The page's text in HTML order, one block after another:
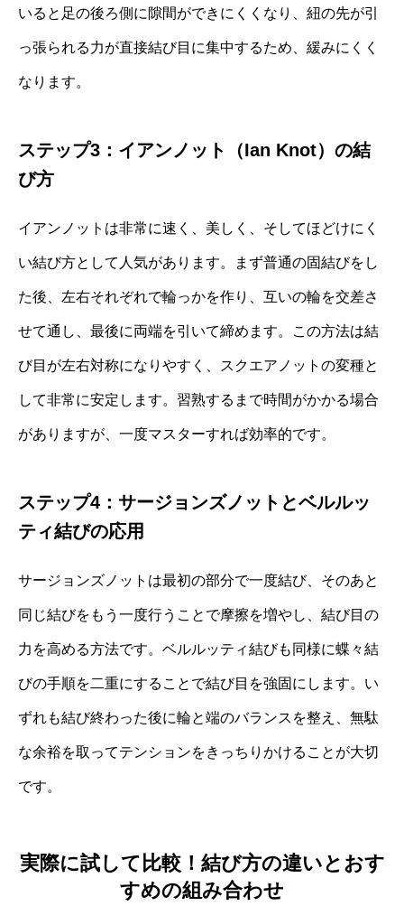
いると足の後ろ側に隙間ができにくくなり、紐の先が引
っ張られる力が直接結び目に集中するため、緩みにくく
なります。
ステップ3：イアンノット（Ian Knot）の結
び方
イアンノットは非常に速く、美しく、そしてほどけにく
い結び方として人気があります。まず普通の固結びをし
た後、左右それぞれで輪っかを作り、互いの輪を交差さ
せて通し、最後に両端を引いて締めます。この方法は結
び目が左右対称になりやすく、スクエアノットの変種と
して非常に安定します。習熟するまで時間がかかる場合
がありますが、一度マスターすれば効率的です。
ステップ4：サージョンズノットとベルルッ
ティ結びの応用
サージョンズノットは最初の部分で一度結び、そのあと
同じ結びをもう一度行うことで摩擦を増やし、結び目の
力を高める方法です。ベルルッティ結びも同様に蝶々結
びの手順を二重にすることで結び目を強固にします。い
ずれも結び終わった後に輪と端のバランスを整え、無駄
な余裕を取ってテンションをきっちりかけることが大切
です。
実際に試して比較！結び方の違いとおす
すめの組み合わせ